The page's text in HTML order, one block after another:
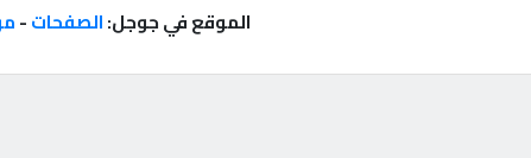
الموقع في جوجل:الصفحات-